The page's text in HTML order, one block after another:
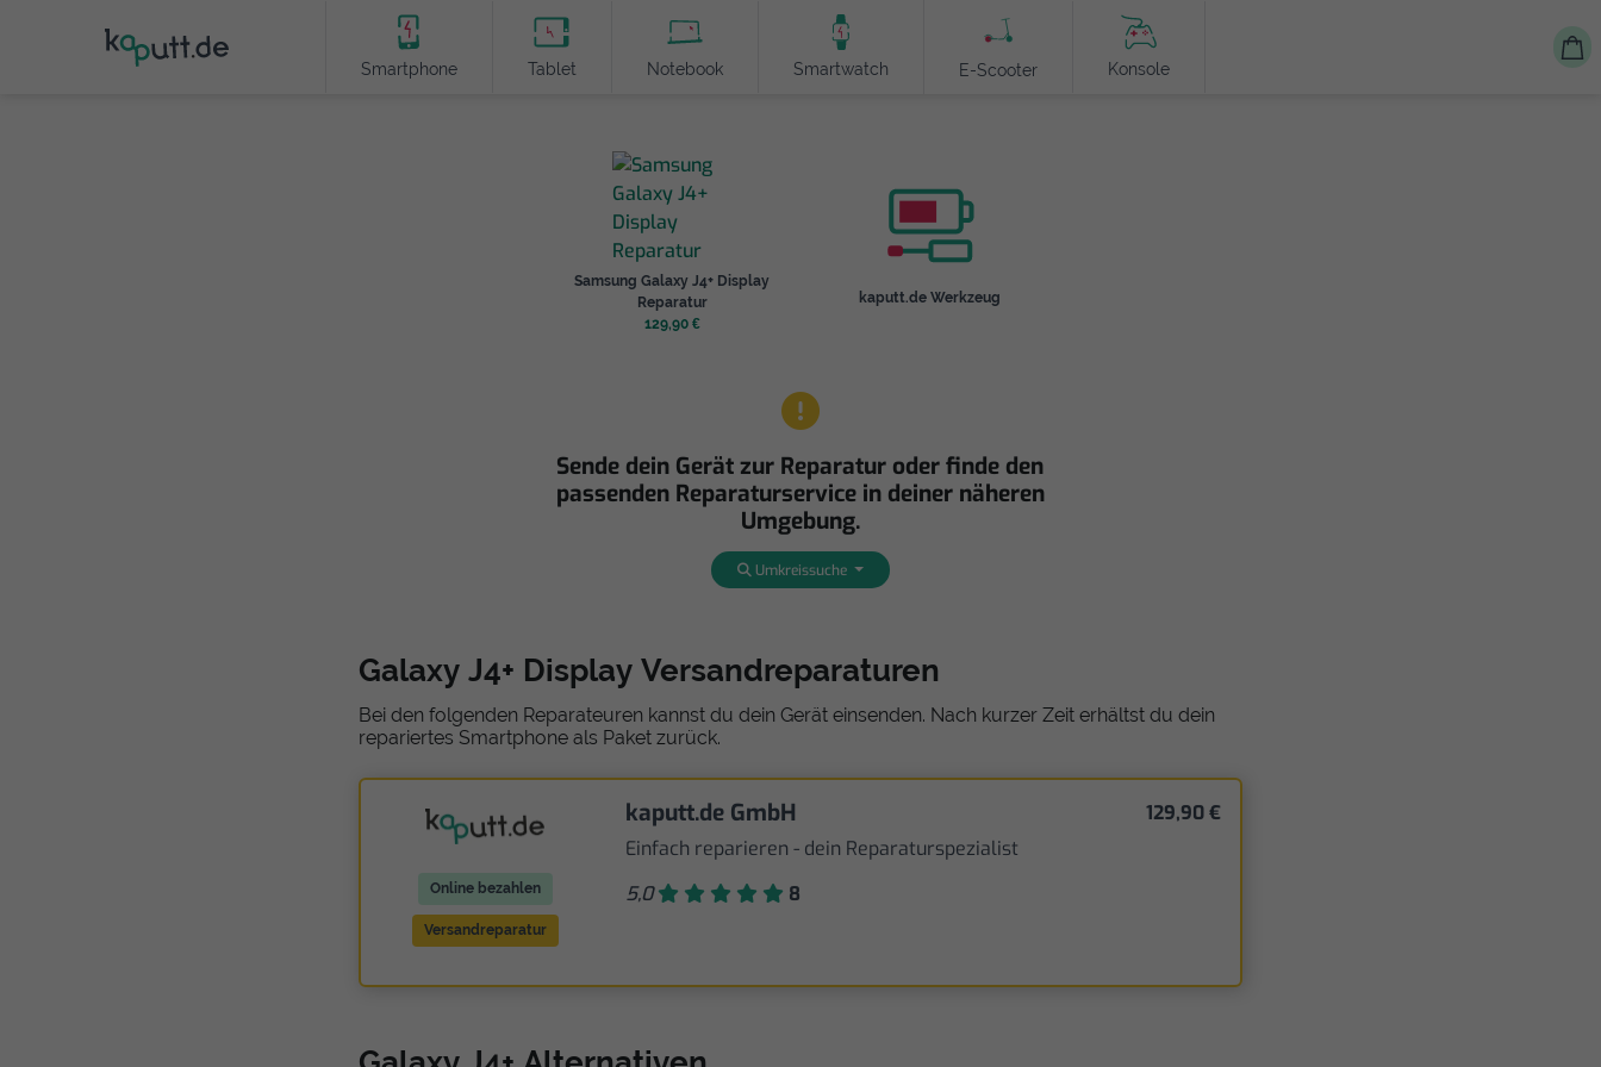
Smartphone Tablet Notebook Smartwatch E-Scooter Konsole
Samsung Galaxy J4+ Display
Reparatur
129,90 €
kaputt.de Werkzeug
Sende dein Gerät zur Reparatur oder finde den
passenden Reparaturservice in deiner näheren
Umgebung.
Umkreissuche
Galaxy J4+ Display Versandreparaturen
Bei den folgenden Reparateuren kannst du dein Gerät einsenden. Nach kurzer Zeit erhältst du dein
repariertes Smartphone als Paket zurück.
Online bezahlen
Versandreparatur
kaputt.de GmbH
Einfach reparieren - dein Reparaturspezialist
5,0
8
129,90 €